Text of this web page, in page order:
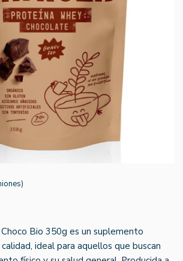
Bio 350g es un suplemento
ideal para aquellos que buscan